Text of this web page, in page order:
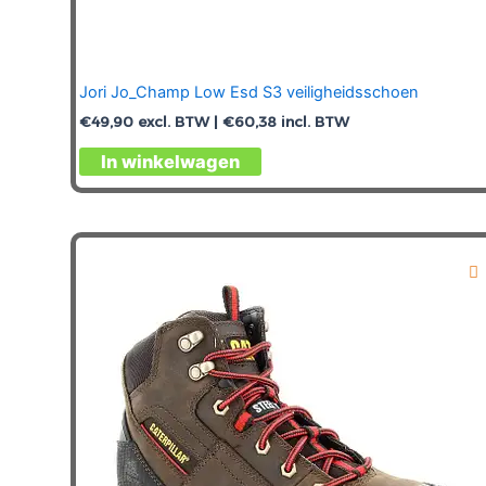
Jori Jo_Champ Low Esd S3 veiligheidsschoen
€49,90 excl. BTW | €60,38 incl. BTW
In winkelwagen
Dit
product
meerdere
optie
kan
gekozen
worden
op
de
productpagina